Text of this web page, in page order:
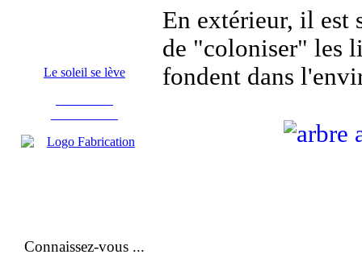
En extérieur, il est
de "coloniser" les
fondent dans
Le soleil se lève
Connaissez-vous ...